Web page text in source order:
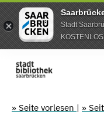
Stadt
» Seite vorlesen | »